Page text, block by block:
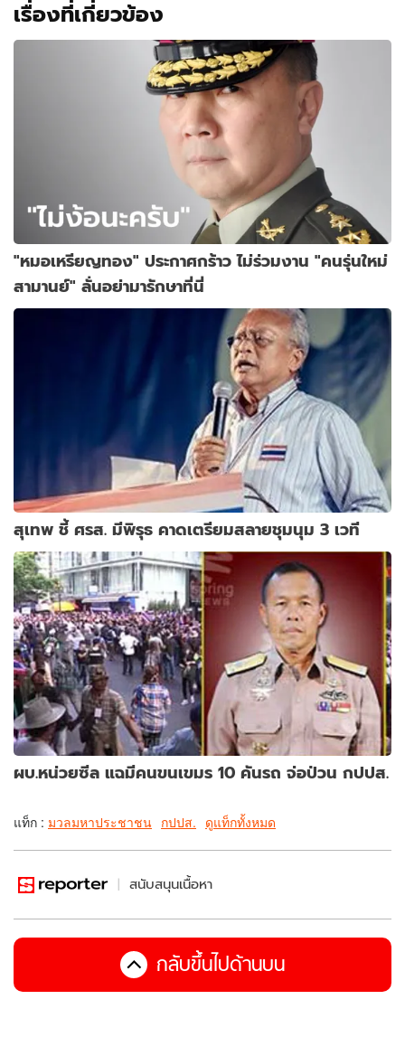
เรื่องที่เกี่ยวข้อง
"หมอเหรียญทอง" ประกาศกร้าว ไม่ร่วมงาน "คนรุ่นใหม่
สามานย์" ลั่นอย่ามารักษาที่นี่
สุเทพ ชี้ ศรส. มีพิรุธ คาดเตรียมสลายชุมนุม 3 เวที
ผบ.หน่วยซีล แฉมีคนขนเขมร 10 คันรถ จ่อป่วน กปปส.
แท็ก : มวลมหาประชาชน กปปส. ดูแท็กทั้งหมด
สนับสนุนเนื้อหา
กลับขึ้นไปด้านบน